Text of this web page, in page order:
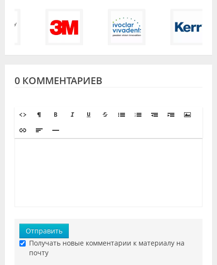
0 КОММЕНТАРИЕВ
Отправить
Получать новые комментарии к материалу на
почту